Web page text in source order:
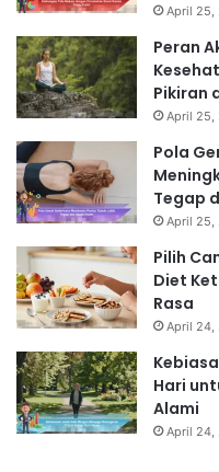
April 25,
Peran
Pikiran
April 25,
Pola
Tegap
April 25,
Pilih
Diet
Rasa
April 24,
Hari
Alami
April 24,